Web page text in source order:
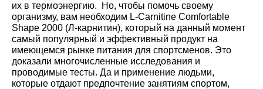
их в термоэнергию. Но, чтобы помочь своему
организму, вам необходим L-Carnitine Comfortable
Shape 2000 (Л-карнитин), который на данный момент
самый популярный и эффективный продукт на
имеющемся рынке питания для спортсменов. Это
доказали многочисленные исследования и
проводимые тесты. Да и применение людьми,
которые отдают предпочтение занятиям спортом,